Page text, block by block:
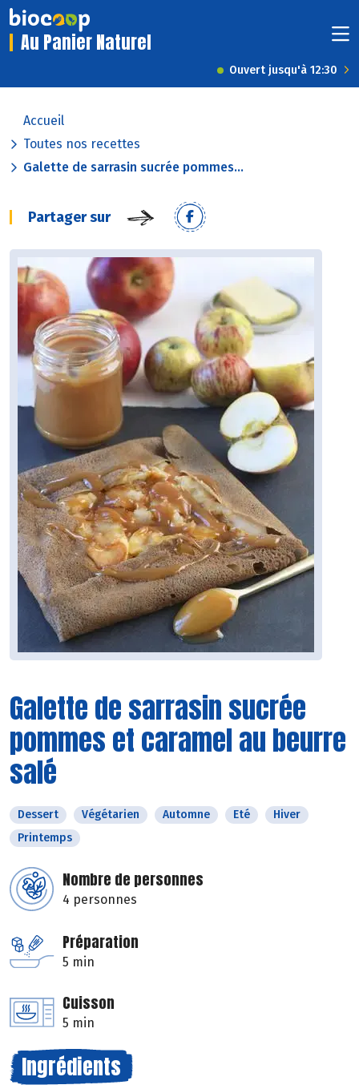
Au Panier Naturel
Ouvert jusqu'à 12:30
Accueil
Toutes nos recettes
Galette de sarrasin sucrée pommes...
Partager sur
Galette de sarrasin sucrée
pommes et caramel au beurre
salé
Dessert Végétarien Automne Eté
Hiver
Printemps
Nombre de personnes
4 personnes
Préparation
5 min
Cuisson
5 min
Ingrédients